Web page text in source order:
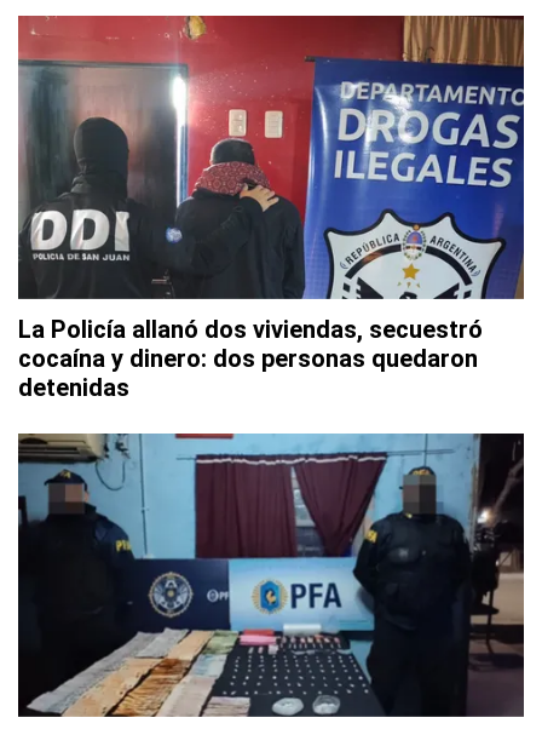
La Policía allanó dos viviendas, secuestró
cocaína y dinero: dos personas quedaron
detenidas